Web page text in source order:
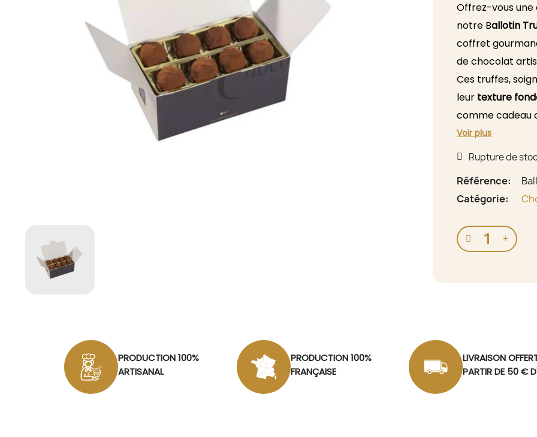
Offrez-vous
notre Ballotin
coffret
de chocolat
Ces truffes,
leur texture
comme cadeau
elles incarnent
artisanale et
Voir plus
Rupture de
Référence
Catégorie
PRODUCTION 100%
ARTISANAL
PRODUCTION 100%
FRANÇAISE
LIVRAISON
PARTIR DE 50 €